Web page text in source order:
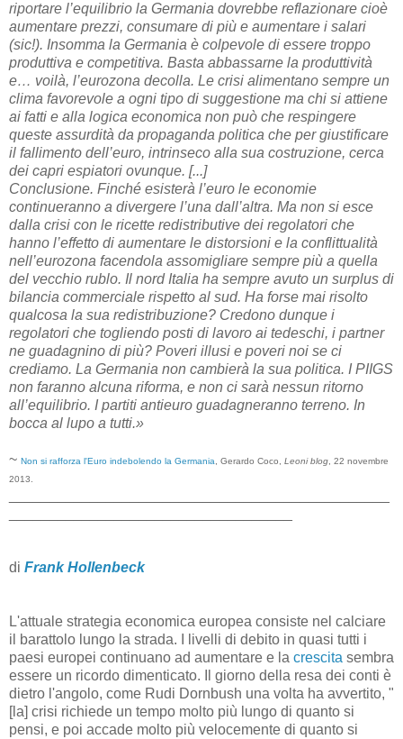
riportare l’equilibrio la Germania dovrebbe reflazionare cioè
aumentare prezzi, consumare di più e aumentare i salari
(sic!). Insomma la Germania è colpevole di essere troppo
produttiva e competitiva. Basta abbassarne la produttività
e… voilà, l’eurozona decolla. Le crisi alimentano sempre un
clima favorevole a ogni tipo di suggestione ma chi si attiene
ai fatti e alla logica economica non può che respingere
queste assurdità da propaganda politica che per giustificare
il fallimento dell’euro, intrinseco alla sua costruzione, cerca
dei capri espiatori ovunque. [...]
Conclusione. Finché esisterà l’euro le economie
continueranno a divergere l’una dall’altra. Ma non si esce
dalla crisi con le ricette redistributive dei regolatori che
hanno l’effetto di aumentare le distorsioni e la conflittualità
nell’eurozona facendola assomigliare sempre più a quella
del vecchio rublo. Il nord Italia ha sempre avuto un surplus di
bilancia commerciale rispetto al sud. Ha forse mai risolto
qualcosa la sua redistribuzione? Credono dunque i
regolatori che togliendo posti di lavoro ai tedeschi, i partner
ne guadagnino di più? Poveri illusi e poveri noi se ci
crediamo. La Germania non cambierà la sua politica. I PIIGS
non faranno alcuna riforma, e non ci sarà nessun ritorno
all’equilibrio. I partiti antieuro guadagneranno terreno. In
bocca al lupo a tutti.»
~ Non si rafforza l'Euro indebolendo la Germania , Gerardo Coco, Leoni blog , 22 novembre
2013.
di Frank Hollenbeck
L'attuale strategia economica europea consiste nel calciare
il barattolo lungo la strada. I livelli di debito in quasi tutti i
paesi europei continuano ad aumentare e la crescita sembra
essere un ricordo dimenticato. Il giorno della resa dei conti è
dietro l'angolo, come Rudi Dornbush una volta ha avvertito, "
[la] crisi richiede un tempo molto più lungo di quanto si
pensi, e poi accade molto più velocemente di quanto si